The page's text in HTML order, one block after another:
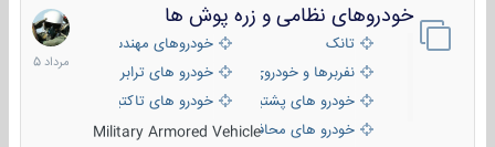
خودروهای نظامی و زره پوش ها
تانک
خودروهای مهندسی
نفربرها و خودروی های رزمی پیاده نظام
خودرو های ترابری نظامی
خودرو های پشتیبانی آتش ، شناسایی و ضد تانک
خودرو های تاکتیکی نظامی
خودرو های محافظت شدهMilitary Armored Vehicle
2
مرداد
1405